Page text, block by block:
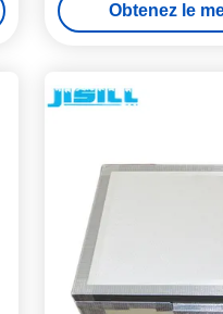
Obtenez le